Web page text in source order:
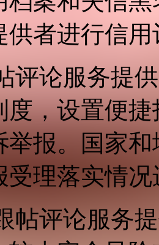
供者进行信用
评论服务提
度，设置便
举报。国家
受理落实情
帖评论服务